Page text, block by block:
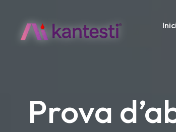
Inici
Prova